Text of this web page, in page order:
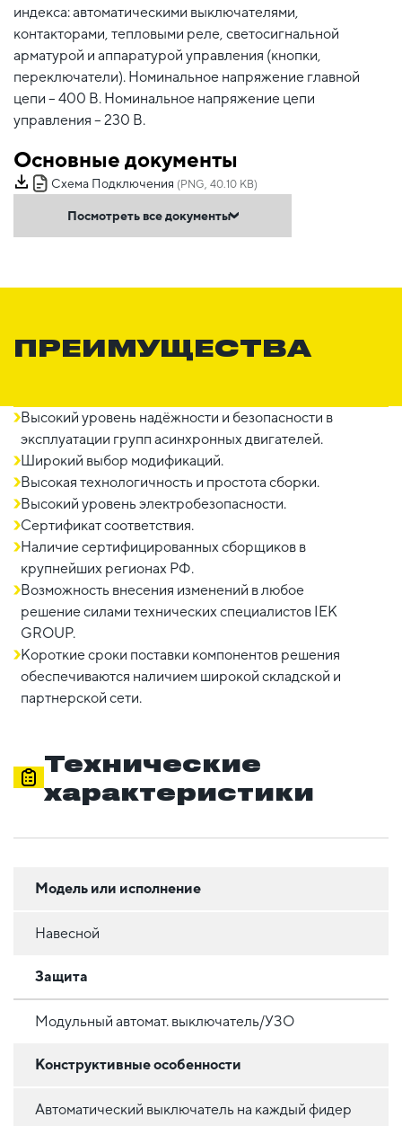
индекса: автоматическими выключателями,
контакторами, тепловыми реле, светосигнальной
арматурой и аппаратурой управления (кнопки,
переключатели). Номинальное напряжение главной
цепи – 400 В. Номинальное напряжение цепи
управления – 230 В.
Основные документы
Схема Подключения (PNG, 40.10 KB)
Посмотреть все документы
ПРЕИМУЩЕСТВА
Высокий уровень надёжности и безопасности в
эксплуатации групп асинхронных двигателей.
Широкий выбор модификаций.
Высокая технологичность и простота сборки.
Высокий уровень электробезопасности.
Сертификат соответствия.
Наличие сертифицированных сборщиков в
крупнейших регионах РФ.
Возможность внесения изменений в любое
решение силами технических специалистов IEK
GROUP.
Короткие сроки поставки компонентов решения
обеспечиваются наличием широкой складской и
партнерской сети.
Технические
характеристики
Модель или исполнение
Навесной
Защита
Модульный автомат. выключатель/УЗО
Конструктивные особенности
Автоматический выключатель на каждый фидер